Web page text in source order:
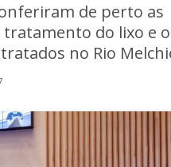
de perto as
tratamento do lixo e
no Rio